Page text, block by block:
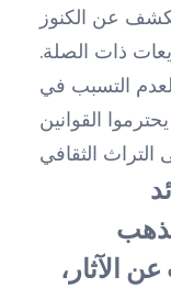
عن الكنوز
ذات الصلة.
التسبب في
القوانين
الآثار،